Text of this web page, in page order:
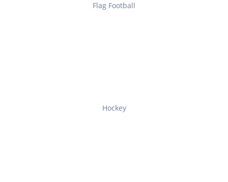
Flag Football
Hockey